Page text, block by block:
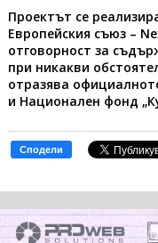
Проектът се
Европейския съюз –
отговорност за
при никакви
отразява
и Национален фонд
Сподели